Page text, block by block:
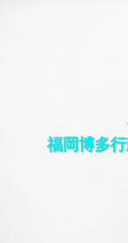
福岡博多